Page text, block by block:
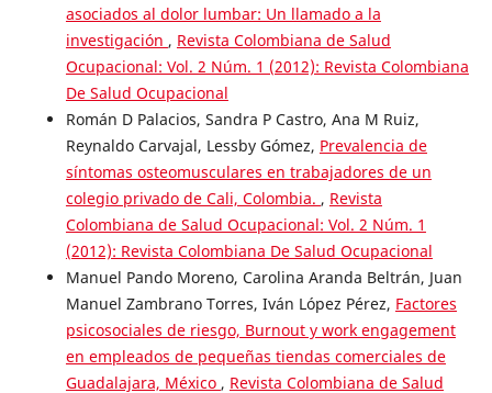
asociados al dolor lumbar: Un llamado a la
investigación , Revista Colombiana de Salud
Ocupacional: Vol. 2 Núm. 1 (2012): Revista Colombiana
De Salud Ocupacional
Román D Palacios, Sandra P Castro, Ana M Ruiz,
Reynaldo Carvajal, Lessby Gómez, Prevalencia de
síntomas osteomusculares en trabajadores de un
colegio privado de Cali, Colombia. , Revista
Colombiana de Salud Ocupacional: Vol. 2 Núm. 1
(2012): Revista Colombiana De Salud Ocupacional
Manuel Pando Moreno, Carolina Aranda Beltrán, Juan
Manuel Zambrano Torres, Iván López Pérez, Factores
psicosociales de riesgo, Burnout y work engagement
en empleados de pequeñas tiendas comerciales de
Guadalajara, México , Revista Colombiana de Salud